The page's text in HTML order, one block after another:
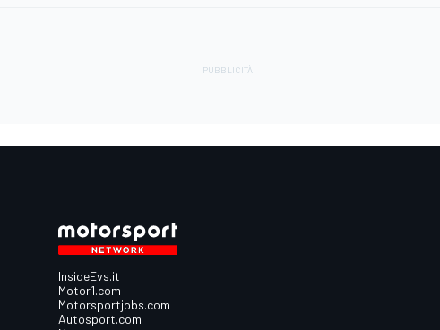
InsideEvs.it
Motor1.com
Motorsportjobs.com
Autosport.com